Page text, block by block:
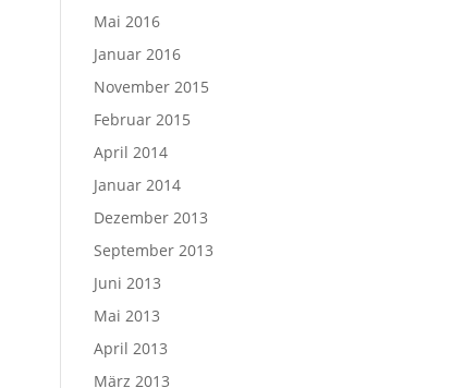
Mai 2016
Januar 2016
November 2015
Februar 2015
April 2014
Januar 2014
Dezember 2013
September 2013
Juni 2013
Mai 2013
April 2013
März 2013